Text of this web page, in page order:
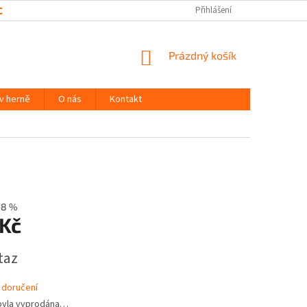
OSOBNÍCH ÚDAJŮ Přihlášení
NÁKUPNÍ
Prázdný košík
herně O nás
Kontakt
%